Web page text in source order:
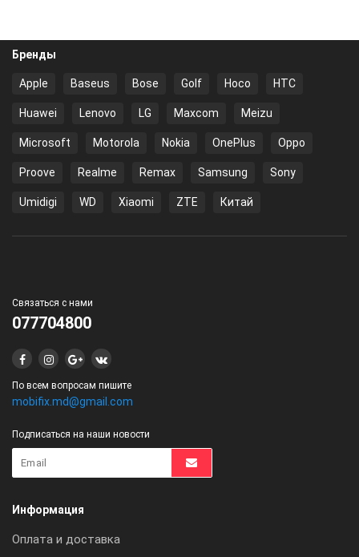
Бренды
Apple Baseus Bose Golf Hoco HTC
Huawei Lenovo LG Maxcom Meizu
Microsoft Motorola Nokia OnePlus Oppo
Proove Realme Remax Samsung Sony
Umidigi WD Xiaomi ZTE Китай
Связаться с нами
077704800
По всем вопросам пишите
mobifix.md@gmail.com
Подписаться на наши новости
Информация
Оплата и доставка